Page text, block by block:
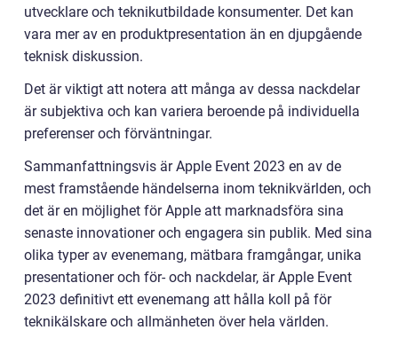
utvecklare och teknikutbildade konsumenter. Det kan
vara mer av en produktpresentation än en djupgående
teknisk diskussion.
Det är viktigt att notera att många av dessa nackdelar
är subjektiva och kan variera beroende på individuella
preferenser och förväntningar.
Sammanfattningsvis är Apple Event 2023 en av de
mest framstående händelserna inom teknikvärlden, och
det är en möjlighet för Apple att marknadsföra sina
senaste innovationer och engagera sin publik. Med sina
olika typer av evenemang, mätbara framgångar, unika
presentationer och för- och nackdelar, är Apple Event
2023 definitivt ett evenemang att hålla koll på för
teknikälskare och allmänheten över hela världen.